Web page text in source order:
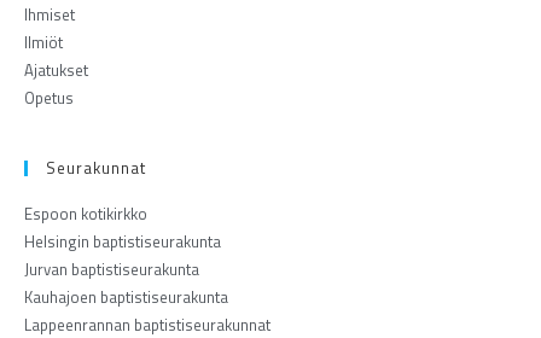
Ihmiset
Ilmiöt
Ajatukset
Opetus
Seurakunnat
Espoon kotikirkko
Helsingin baptistiseurakunta
Jurvan baptistiseurakunta
Kauhajoen baptistiseurakunta
Lappeenrannan baptistiseurakunnat